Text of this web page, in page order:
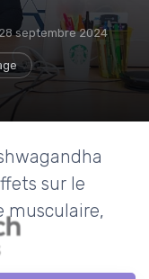
septembre 2024
sur le
musculaire,